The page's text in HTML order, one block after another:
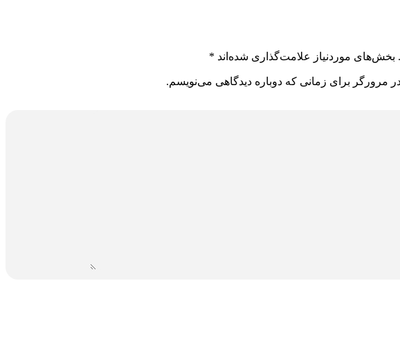
بخش‌های موردنیاز علامت‌گذاری شده‌اند *
مرورگر برای زمانی که دوباره دیدگاهی می‌نویسم.